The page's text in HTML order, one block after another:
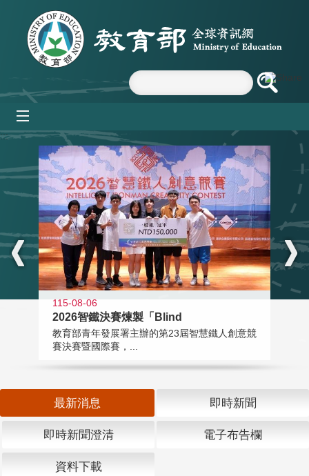
跳到主要內容區塊
:::
115-08-06
2026智鐵決賽煉製「Blind
教育部青年發展署主辦的第23屆智慧鐵人創意競
賽決賽暨國際賽，...
最新消息 即時新聞
即時新聞澄清 電子布告欄
資料下載